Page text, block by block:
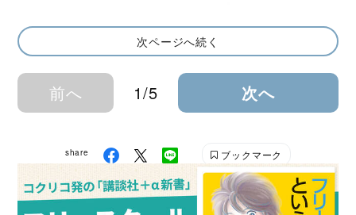
次ページへ続く
前へ 1/5 次へ
share ブックマーク